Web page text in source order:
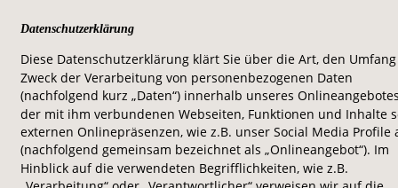
Datenschutzerklärung
Diese Datenschutzerklärung klärt Sie über die Art, den
Zweck der Verarbeitung von personenbezogenen Daten
(nachfolgend kurz „Daten“) innerhalb unseres
der mit ihm verbundenen Webseiten, Funktionen und Inhalte
externen Onlinepräsenzen, wie z.B. unser Social Media
(nachfolgend gemeinsam bezeichnet als „Onlineangebot“). Im
Hinblick auf die verwendeten Begrifflichkeiten, wie z.B.